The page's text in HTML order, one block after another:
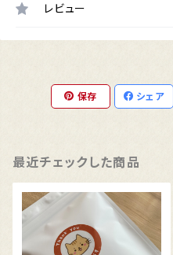
レビュー
保存 シェア
最近チェックした商品